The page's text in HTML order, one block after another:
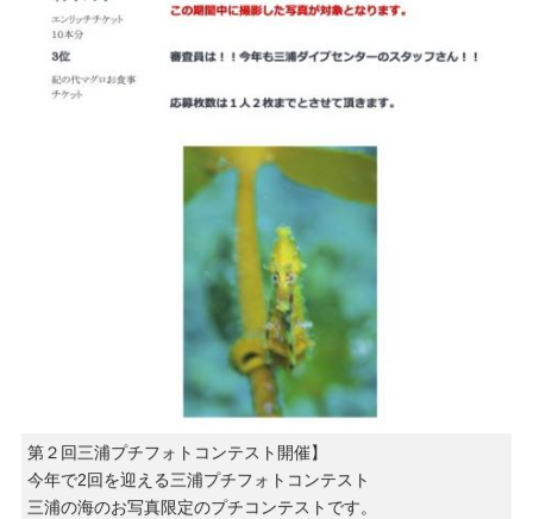
第２回三浦プチフォトコンテスト開催】
今年で2回を迎える三浦プチフォトコンテスト
三浦の海のお写真限定のプチコンテストです。